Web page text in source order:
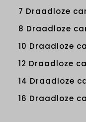
7 Draadloze
8 Draadloze
10 Draadloze
12 Draadloze
14 Draadloze
16 Draadloze